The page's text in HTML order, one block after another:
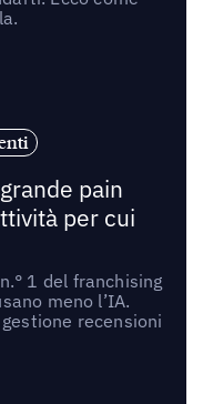
pain
per cui
1 del franchising
meno l’IA.
recensioni